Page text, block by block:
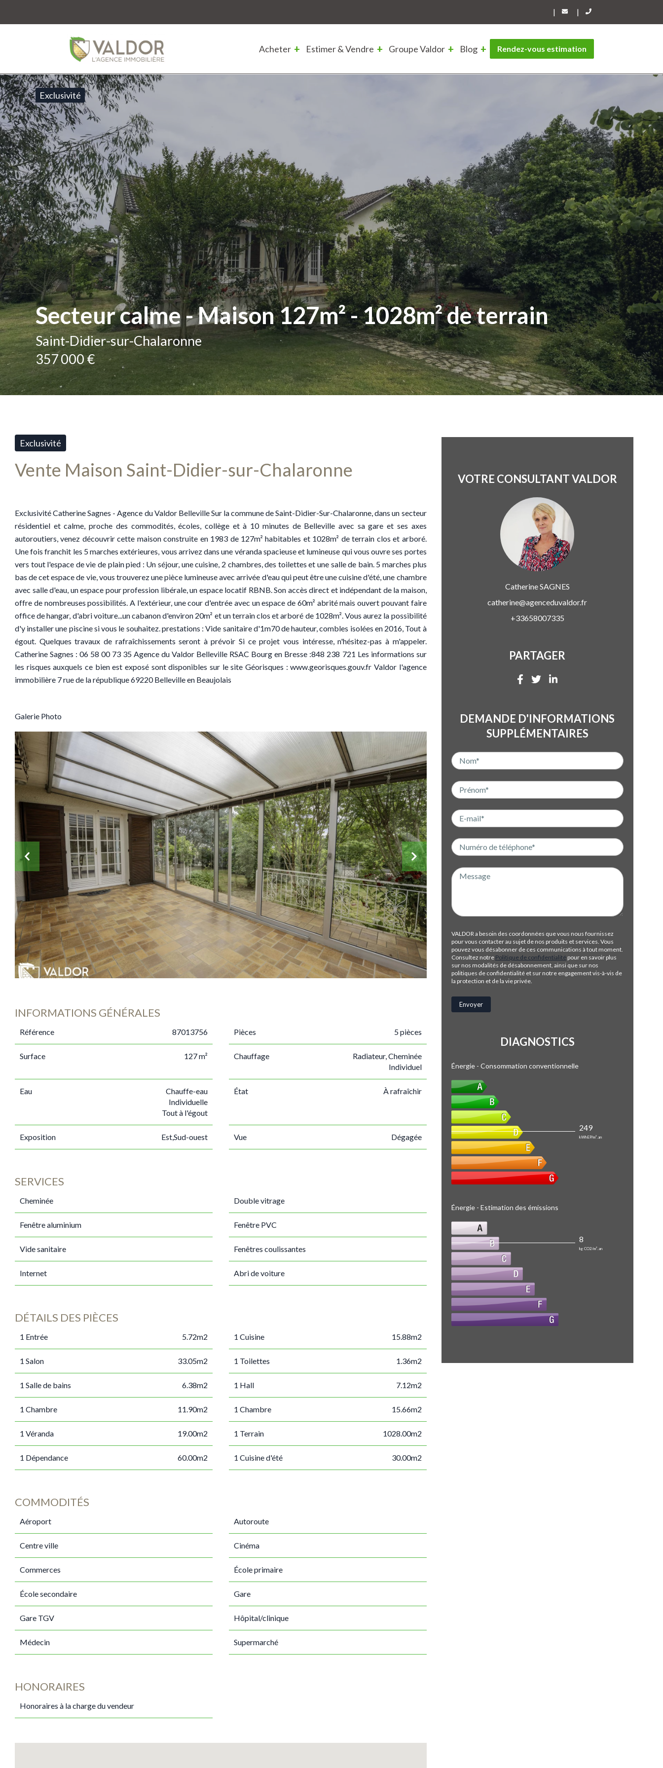
| |
Acheter Estimer & Vendre Groupe Valdor Blog Rendez-vous estimation
Exclusivité
Secteur calme - Maison 127m² - 1028m² de terrain
Saint-Didier-sur-Chalaronne
357 000 €
Exclusivité
Vente Maison Saint-Didier-sur-Chalaronne
Exclusivité Catherine Sagnes - Agence du Valdor Belleville Sur la commune de Saint-Didier-Sur-Chalaronne, dans un secteur
résidentiel et calme, proche des commodités, écoles, collège et à 10 minutes de Belleville avec sa gare et ses axes
autoroutiers, venez découvrir cette maison construite en 1983 de 127m² habitables et 1028m² de terrain clos et arboré.
Une fois franchit les 5 marches extérieures, vous arrivez dans une véranda spacieuse et lumineuse qui vous ouvre ses portes
vers tout l'espace de vie de plain pied : Un séjour, une cuisine, 2 chambres, des toilettes et une salle de bain. 5 marches plus
bas de cet espace de vie, vous trouverez une pièce lumineuse avec arrivée d'eau qui peut être une cuisine d'été, une chambre
avec salle d'eau, un espace pour profession libérale, un espace locatif RBNB. Son accès direct et indépendant de la maison,
offre de nombreuses possibilités. A l'extérieur, une cour d'entrée avec un espace de 60m² abrité mais ouvert pouvant faire
office de hangar, d'abri voiture...un cabanon d'environ 20m² et un terrain clos et arboré de 1028m². Vous aurez la possibilité
d'y installer une piscine si vous le souhaitez. prestations : Vide sanitaire d'1m70 de hauteur, combles isolées en 2016, Tout à
égout. Quelques travaux de rafraîchissements seront à prévoir Si ce projet vous intéresse, n'hésitez-pas à m'appeler.
Catherine Sagnes : 06 58 00 73 35 Agence du Valdor Belleville RSAC Bourg en Bresse :848 238 721 Les informations sur
les risques auxquels ce bien est exposé sont disponibles sur le site Géorisques : www.georisques.gouv.fr Valdor l'agence
immobilière 7 rue de la république 69220 Belleville en Beaujolais
Galerie Photo
INFORMATIONS GÉNÉRALES
Référence 87013756 Pièces 5 pièces
Surface 127 m² Chauffage
Radiateur, Cheminée
Individuel
Eau
Chauffe-eau
Individuelle
Tout à l'égout
État À rafraîchir
Exposition Est,Sud-ouest Vue Dégagée
SERVICES
Cheminée Double vitrage
Fenêtre aluminium Fenêtre PVC
Vide sanitaire Fenêtres coulissantes
Internet Abri de voiture
DÉTAILS DES PIÈCES
1 Entrée 5.72m2 1 Cuisine 15.88m2
1 Salon 33.05m2 1 Toilettes 1.36m2
1 Salle de bains 6.38m2 1 Hall 7.12m2
1 Chambre 11.90m2 1 Chambre 15.66m2
1 Véranda 19.00m2 1 Terrain 1028.00m2
1 Dépendance 60.00m2 1 Cuisine d'été 30.00m2
COMMODITÉS
Aéroport Autoroute
Centre ville Cinéma
Commerces École primaire
École secondaire Gare
Gare TGV Hôpital/clinique
Médecin Supermarché
HONORAIRES
Honoraires à la charge du vendeur
VOTRE CONSULTANT VALDOR
CatherineSAGNES
catherine@agenceduvaldor.fr
+33658007335
PARTAGER
DEMANDE D'INFORMATIONS
SUPPLÉMENTAIRES
VALDOR a besoin des coordonnées que vous nous fournissez
pour vous contacter au sujet de nos produits et services. Vous
pouvez vous désabonner de ces communications à tout moment.
Consultez notre Politique de confidentialité pour en savoir plus
sur nos modalités de désabonnement, ainsi que sur nos
politiques de confidentialité et sur notre engagement vis-à-vis de
la protection et de la vie privée.
DIAGNOSTICS
Énergie - Consommation conventionnelle
249
kWhEP/m².an
Énergie - Estimation des émissions
8
kg CO2/m².an